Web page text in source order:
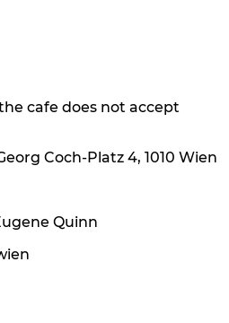
the cafe does not accept
Coch-Platz 4, 1010 Wien
Quinn